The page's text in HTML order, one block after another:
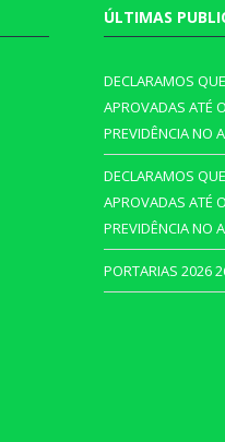
ÚLTIMAS
DECLARAMOS
APROVADAS ATÉ
PREVIDÊNCIA NO
DECLARAMOS
APROVADAS ATÉ
PREVIDÊNCIA NO
PORTARIAS 2026